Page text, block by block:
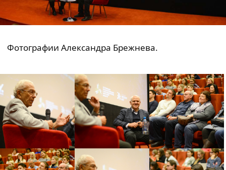
Фотографии Александра Брежнева.